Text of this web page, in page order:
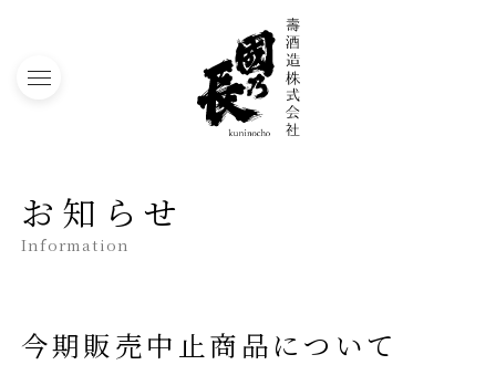
toggle navigation
お知らせ
Information
今期販売中止商品について